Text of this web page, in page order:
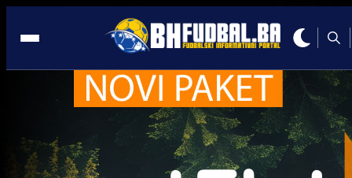
FK Laktaši
Trenutno nema novosti za navedeni tag.
Najčitanije Najnovije